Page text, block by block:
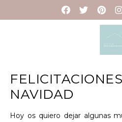
NAVIDAD
Hoy os quiero dejar algunas